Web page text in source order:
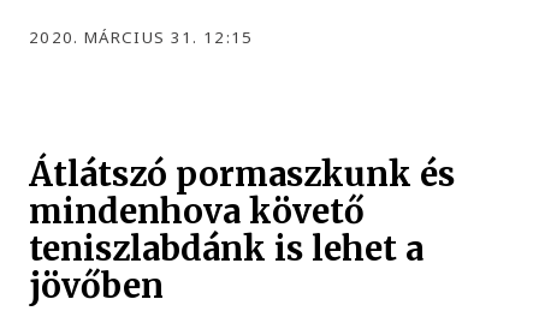
2020. MÁRCIUS 31. 12:15
Átlátszó pormaszkunk és
mindenhova követő
teniszlabdánk is lehet a
jövőben